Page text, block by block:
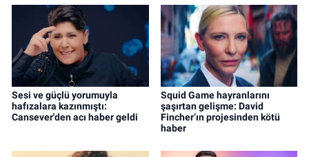
Sesi ve güçlü yorumuyla
hafızalara kazınmıştı:
Cansever'den acı haber geldi
Squid Game hayranlarını
şaşırtan gelişme: David
Fincher’ın projesinden kötü
haber